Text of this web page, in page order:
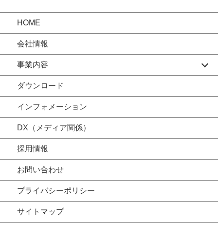
HOME
会社情報
事業内容
ダウンロード
インフォメーション
DX（メディア関係）
採用情報
お問い合わせ
プライバシーポリシー
サイトマップ